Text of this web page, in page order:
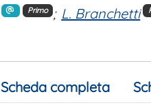
Primo ; L. Branchetti
Scheda completa